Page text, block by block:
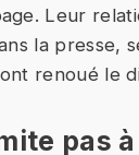
Leur
la presse,
renoué le
pas